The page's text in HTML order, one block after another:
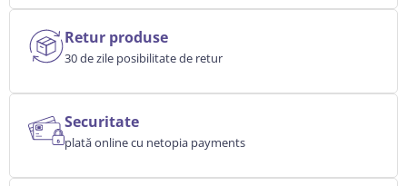
Retur produse
30 de zile posibilitate de retur
Securitate
plată online cu netopia payments